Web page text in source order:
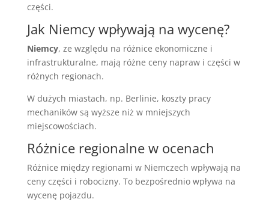
części.
Jak Niemcy wpływają na wycenę?
Niemcy, ze względu na różnice ekonomiczne i
infrastrukturalne, mają różne ceny napraw i części w
różnych regionach.
W dużych miastach, np. Berlinie, koszty pracy
mechaników są wyższe niż w mniejszych
miejscowościach.
Różnice regionalne w ocenach
Różnice między regionami w Niemczech wpływają na
ceny części i robocizny. To bezpośrednio wpływa na
wycenę pojazdu.